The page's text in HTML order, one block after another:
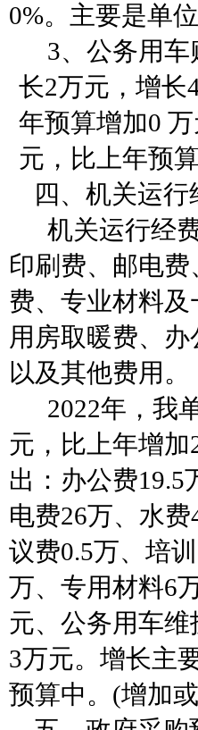
0%。主要是单
3、公务用
长2万元，增长
年预算增加0
元，比上年预
四、机关运行
机关运行经
印刷费、邮电
费、专业材料
用房取暖费、
以及其他费用。
2022年，我
元，比上年增加
出：办公费19.5
电费26万、水
议费0.5万、培
万、专用材料6
元、公务用车
3万元。增长主
预算中。(增加